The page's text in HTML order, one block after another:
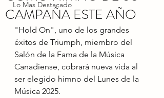
Lo Mas Destacado
CAMPAÑA ESTE AÑO
"Hold On", uno de los grandes
éxitos de Triumph, miembro del
Salón de la Fama de la Música
Canadiense, cobrará nueva vida al
ser elegido himno del Lunes de la
Música 2025.